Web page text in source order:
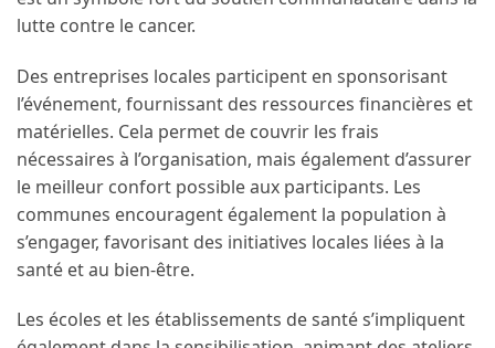
lutte contre le cancer.
Des entreprises locales participent en sponsorisant
l’événement, fournissant des ressources financières et
matérielles. Cela permet de couvrir les frais
nécessaires à l’organisation, mais également d’assurer
le meilleur confort possible aux participants. Les
communes encouragent également la population à
s’engager, favorisant des initiatives locales liées à la
santé et au bien-être.
Les écoles et les établissements de santé s’impliquent